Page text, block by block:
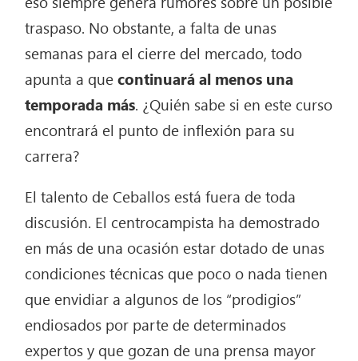
traspaso. No obstante, a falta de unas
semanas para el cierre del mercado, todo
apunta a quecontinuará al menos una
temporada más. ¿Quién sabe si en este curso
encontrará el punto de inflexión para su
carrera?
El talento de Ceballos está fuera de toda
discusión. El centrocampista ha demostrado
en más de una ocasión estar dotado de unas
condiciones técnicas que poco o nada tienen
que envidiar a algunos de los “prodigios”
endiosados por parte de determinados
expertos y que gozan de una prensa mayor